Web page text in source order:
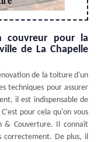
couvreur pour la
de La Chapelle
de la toiture d'un
techniques pour assurer
il est indispensable de
pour cela qu'on vous
& Couverture. Il connaît
correctement. De plus, il